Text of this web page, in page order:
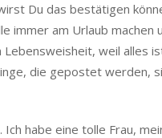
Du das bestätigen
immer am Urlaub machen
weil alles
die gepostet werden,
habe eine tolle Frau,